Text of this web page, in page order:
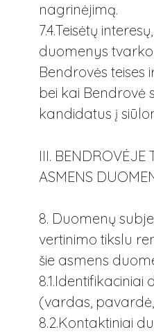
nagrinėjimą.
7.4.Teisėtų
duomenys
Bendrovės teises
bei kai Bendrovė
kandidatus į
III. BENDROVĖJE
ASMENS
8. Duomenų
vertinimo tikslu
šie asmens
8.1.Identifikaciniai
(vardas,
8.2.Kontaktiniai